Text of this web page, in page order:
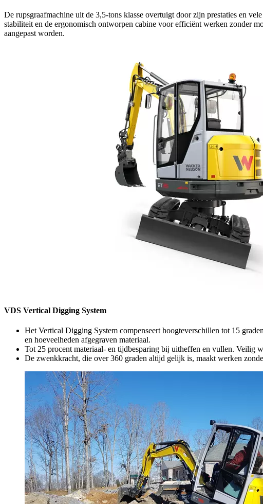
De rupsgraafmachine uit de 3,5-tons klasse overtuigt door zijn prestaties en
stabiliteit en de ergonomisch ontworpen cabine voor efficiënt werken zonder
aangepast worden.
VDS Vertical Digging System
Het Vertical Digging System compenseert hoogteverschillen tot 15
en hoeveelheden afgegraven materiaal.
Tot 25 procent materiaal- en tijdbesparing bij uitheffen en vullen. Veilig
De zwenkkracht, die over 360 graden altijd gelijk is, maakt werken